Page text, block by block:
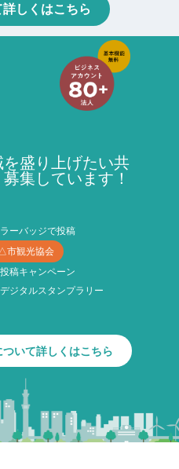
しくはこちら
を盛り上げたい共
集しています！
ーバッジで投稿
観光協会
稿キャンペーン
ジタルスタンプラリー
いて詳しくはこちら